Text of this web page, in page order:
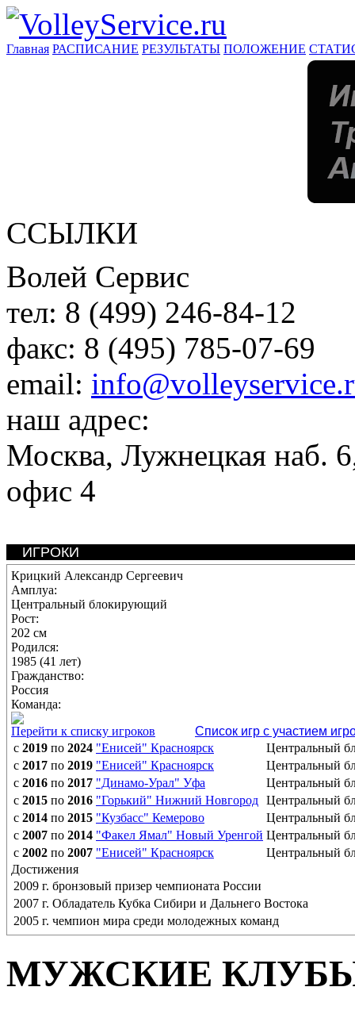
Главная РАСПИСАНИЕ РЕЗУЛЬТАТЫ ПОЛОЖЕНИЕ
ССЫЛКИ
Волей Сервис
тел: 8 (499) 246-84-12
факс: 8 (495) 785-07-69
email:
наш адрес:
Москва, Лужнецкая наб.
офис 4
ИГРОКИ
Крицкий Александр Сергеевич
Амплуа:
Центральный блокирующий
Рост:
202 см
Родился:
1985 (41 лет)
Гражданство:
Россия
Команда:
Перейти к списку игроков
Список игр с участием
с 2019 по 2024 "Енисей" Красноярск
Центральный
с 2017 по 2019 "Енисей" Красноярск
Центральный
с 2016 по 2017 "Динамо-Урал" Уфа
Центральный
с 2015 по 2016 "Горький" Нижний Новгород Центральный
с 2014 по 2015 "Кузбасс" Кемерово
Центральный
с 2007 по 2014 "Факел Ямал" Новый Уренгой Центральный
с 2002 по 2007 "Енисей" Красноярск
Центральный
Достижения
2009 г. бронзовый призер чемпионата России
2007 г. Обладатель Кубка Сибири и Дальнего Востока
2005 г. чемпион мира среди молодежных команд
МУЖСКИЕ